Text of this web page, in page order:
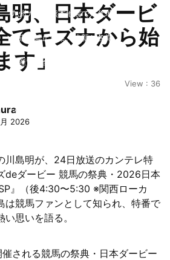
子氏
が取締役に就任—再上場に向け視
九州ガス、熊本地震で八代地区
供給停止 「2次災害防止」を理
犬猫食禁止法案、維新が各党と
華料理店の提供に懸念
破産した全東信、最大債権者は
も影響拡大
センサー搭載ファン付LEDミニラ
破産したカード決済代行大手
負債総額は1151億円
明、日本ダービ
てキズナから始
す」
View : 36
2026
川島明が、24日放送のカンテレ特
deダービー 競馬の祭典・2026日本
』（後4:30〜5:30 ※関西ローカ
は競馬ファンとして知られ、特番で
思いを語る。
される競馬の祭典・日本ダービー